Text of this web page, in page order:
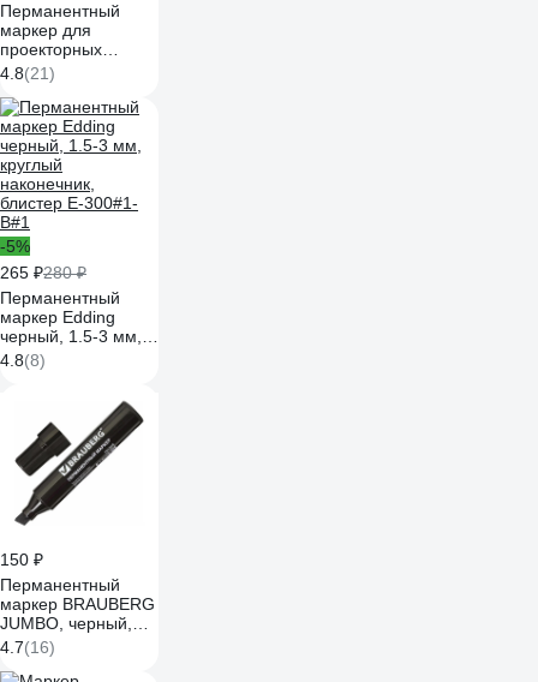
Перманентный
маркер для
проекторных
пленок EDDING
круглый
наконечник, 0.3 мм,
коричневый E-
140#7 1183496
4.8(21)
-5%
265 ₽280 ₽
Перманентный
маркер Edding
черный, 1.5-3 мм,
круглый
наконечник,
4.8(8)
150 ₽
Перманентный
маркер BRAUBERG
JUMBO, черный,
широкая линия
письма, скошенный
4.7(16)